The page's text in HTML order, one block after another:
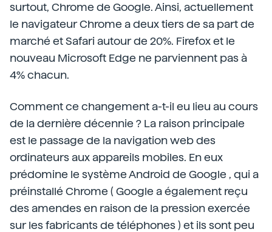
surtout, Chrome de Google. Ainsi, actuellement
le navigateur Chrome a deux tiers de sa part de
marché et Safari autour de 20%. Firefox et le
nouveau Microsoft Edge ne parviennent pas à
4% chacun.
Comment ce changement a-t-il eu lieu au cours
de la dernière décennie ? La raison principale
est le passage de la navigation web des
ordinateurs aux appareils mobiles. En eux
prédomine le système Android de Google , qui a
préinstallé Chrome ( Google a également reçu
des amendes en raison de la pression exercée
sur les fabricants de téléphones ) et ils sont peu